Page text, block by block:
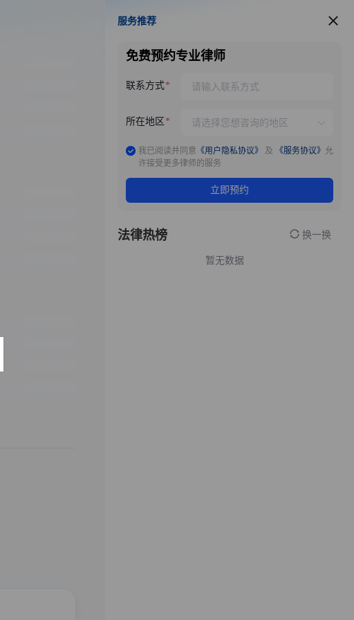
服务推荐
服务推荐
免费预约专业律师
联系方式
所在地区
我已阅读并同意 《用户隐私协议》 及 《服务协议》 允
许接受更多律师的服务
立即预约
法律热榜 换一换
暂无数据